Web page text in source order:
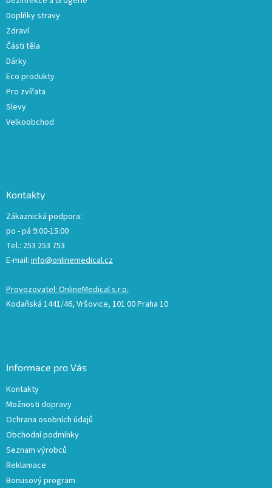
Doplňky stravy
Zdraví
Části těla
Dárky
Eco produkty
Pro zvířata
Slevy
Velkoobchod
Kontakty
Zákaznická podpora:
po - pá 9:00-15:00
Tel.: 253 253 753
E-mail: info@onlinemedical.cz
Provozovatel: OnlineMedical s.r.o.
Kodaňská 1441/46, Vršovice, 101 00 Praha 10
Informace pro Vás
Kontakty
Možnosti dopravy
Ochrana osobních údajů
Obchodní podmínky
Seznam výrobců
Reklamace
Bonusový program